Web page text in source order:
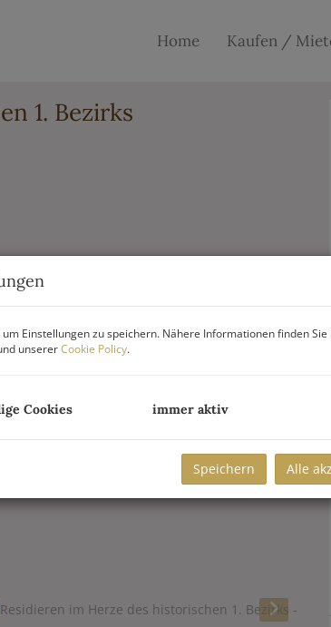
Home Kaufen /
1. Bezirks
Einstellungen zu speichern. Nähere Informationen finden
unsererCookie Policy.
Cookies immer aktiv
Speichern Alle